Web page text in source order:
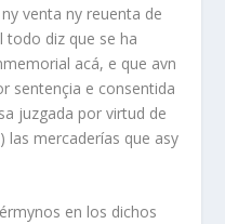
venta ny reuenta de
todo diz que se ha
acá, e que avn
sentençia e consentida
juzgada por virtud de
las mercaderías que asy
en los dichos